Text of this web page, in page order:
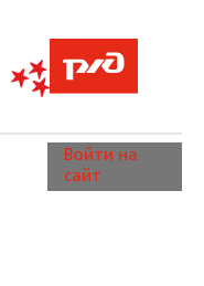
Войти на
сайт